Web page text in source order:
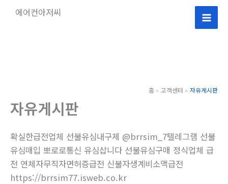
에어컨아저씨
Main
홈 고객센터 자유게시판
자유게시판
확실한급전업체 선불유심내구제 @brrsim_7텔레그램 선불
유심매입 뽀로로통신 유심삽니다 선불유심구매 정식업체 급
전 연체자무직자면허증급전 신불자생계비소액급전
https://brrsim77.isweb.co.kr